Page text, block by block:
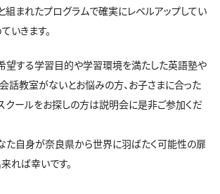
お問い合わせ
組まれたプログラムで確実にレベルアップしてい
いきます。
望する学習目的や学習環境を満たした英語塾や
話教室がないとお悩みの方、お子さまに合った
クールをお探しの方は説明会に是非ご参加くだ
た自身が奈良県から世界に羽ばたく可能性の扉
れば幸いです。